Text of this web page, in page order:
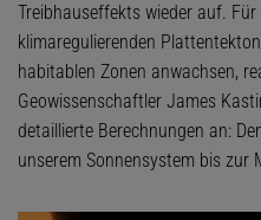
Treibhauseffekts wieder auf.
klimaregulierenden
habitablen Zonen anwachsen,
Geowissenschaftler James
detaillierte Berechnungen an:
unserem Sonnensystem bis zur